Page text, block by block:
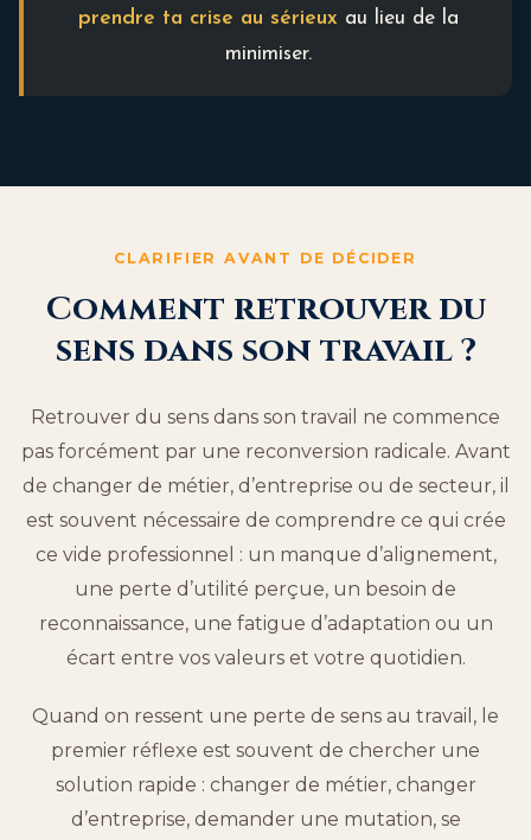
prendre ta crise au sérieux au lieu de la
minimiser.
CLARIFIER AVANT DE DÉCIDER
Comment retrouver du
sens dans son travail ?
Retrouver du sens dans son travail ne commence
pas forcément par une reconversion radicale. Avant
de changer de métier, d’entreprise ou de secteur, il
est souvent nécessaire de comprendre ce qui crée
ce vide professionnel : un manque d’alignement,
une perte d’utilité perçue, un besoin de
reconnaissance, une fatigue d’adaptation ou un
écart entre vos valeurs et votre quotidien.
Quand on ressent une perte de sens au travail, le
premier réflexe est souvent de chercher une
solution rapide : changer de métier, changer
d’entreprise, demander une mutation, se